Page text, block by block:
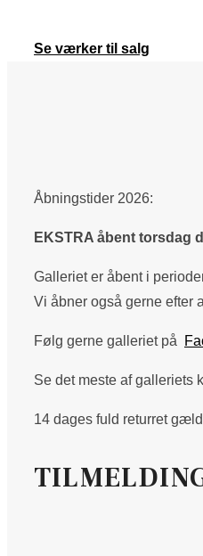
Se værker til salg
Åbningstider 2026:
EKSTRA åbent torsdag
Galleriet er åbent i
Vi åbner også gerne efter
Følg gerne galleriet på
Se det meste af galleriets
14 dages fuld returret